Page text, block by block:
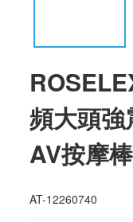
頻大頭
AV按摩
AT-12260740